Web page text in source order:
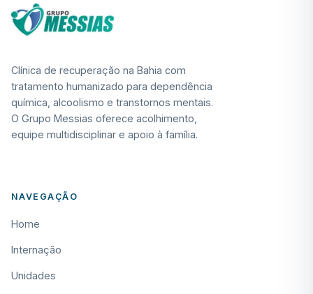
Clínica de recuperação na Bahia com
tratamento humanizado para dependência
química, alcoolismo e transtornos mentais.
O Grupo Messias oferece acolhimento,
equipe multidisciplinar e apoio à família.
NAVEGAÇÃO
Home
Internação
Unidades